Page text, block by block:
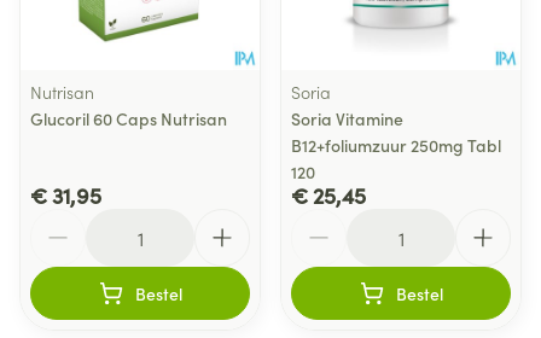
Nutrisan
Glucoril 60 Caps Nutrisan
€ 31,95
Bestel
Soria
Soria Vitamine
B12+foliumzuur 250mg Tabl
120
€ 25,45
Bestel